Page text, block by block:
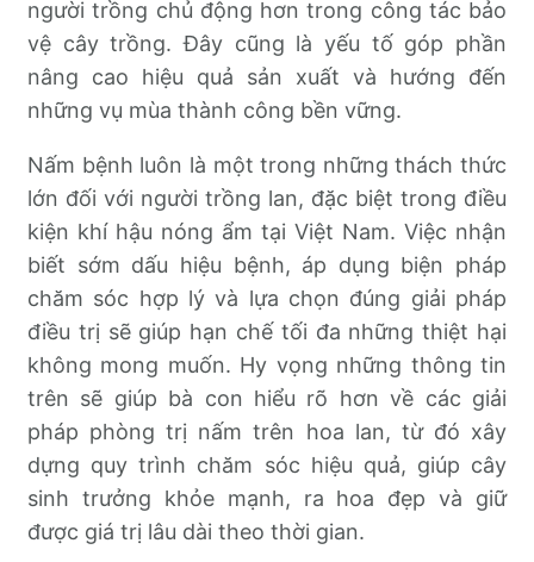
người trồng chủ động hơn trong công tác bảo
vệ cây trồng. Đây cũng là yếu tố góp phần
nâng cao hiệu quả sản xuất và hướng đến
những vụ mùa thành công bền vững.
Nấm bệnh luôn là một trong những thách thức
lớn đối với người trồng lan, đặc biệt trong điều
kiện khí hậu nóng ẩm tại Việt Nam. Việc nhận
biết sớm dấu hiệu bệnh, áp dụng biện pháp
chăm sóc hợp lý và lựa chọn đúng giải pháp
điều trị sẽ giúp hạn chế tối đa những thiệt hại
không mong muốn. Hy vọng những thông tin
trên sẽ giúp bà con hiểu rõ hơn về các giải
pháp phòng trị nấm trên hoa lan, từ đó xây
dựng quy trình chăm sóc hiệu quả, giúp cây
sinh trưởng khỏe mạnh, ra hoa đẹp và giữ
được giá trị lâu dài theo thời gian.